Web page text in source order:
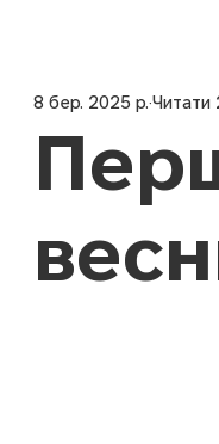
8 бер. 2025 р. Читати